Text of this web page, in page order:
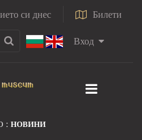
си днес Билети
Вход
НОВИНИ